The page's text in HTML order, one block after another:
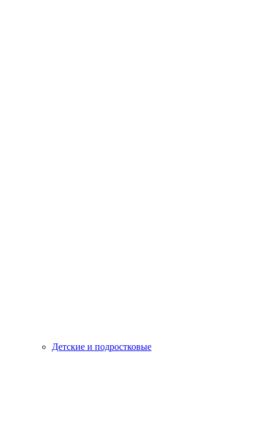
Детские и подростковые